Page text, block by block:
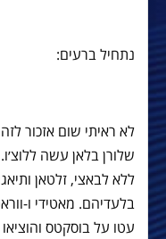
נתחיל ברעים:
לא ראיתי שום אזכור
שלורן בלאן עשה
ללא לבאצי, זלטאן
בלעדיהם. מאטידי ו-
עטו על בוסקטס